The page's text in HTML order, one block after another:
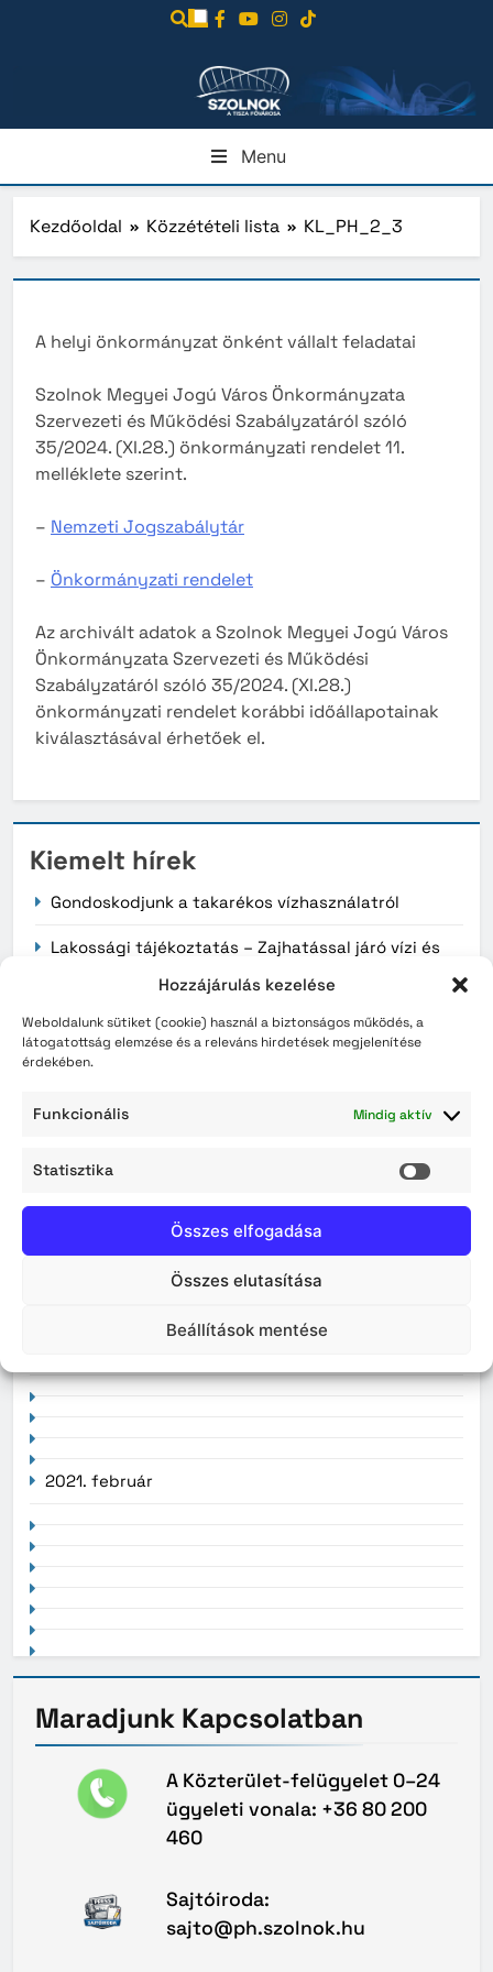
Hozzájárulás kezelése
Weboldalunk sütiket (cookie) használ a biztonságos működés, a
látogatottság elemzése és a releváns hirdetések megjelenítése
érdekében.
Funkcionális Mindig aktív
Statisztika
Összes elfogadása
Összes elutasítása
Beállítások mentése
Menu
Kezdőoldal Közzétételi lista KL_PH_2_3
A helyi önkormányzat önként vállalt feladatai
Szolnok Megyei Jogú Város Önkormányzata
Szervezeti és Működési Szabályzatáról szóló
35/2024. (XI.28.) önkormányzati rendelet 11.
melléklete szerint.
– Nemzeti Jogszabálytár
– Önkormányzati rendelet
Az archivált adatok a Szolnok Megyei Jogú Város
Önkormányzata Szervezeti és Működési
Szabályzatáról szóló 35/2024. (XI.28.)
önkormányzati rendelet korábbi időállapotainak
kiválasztásával érhetőek el.
Kiemelt hírek
Gondoskodjunk a takarékos vízhasználatról
Lakossági tájékoztatás – Zajhatással járó vízi és
Érvényüket vesztik a régi, könyv formátumú
személyazonosító igazolványok augusztus 3-án
Archívum
2026. augusztus
2026. június
2021. február
Maradjunk Kapcsolatban
A Közterület-felügyelet 0–24
ügyeleti vonala: +36 80 200
460
Sajtóiroda:
sajto@ph.szolnok.hu